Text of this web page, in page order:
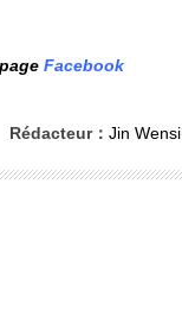
Facebook
Rédacteur： Jin Wensi